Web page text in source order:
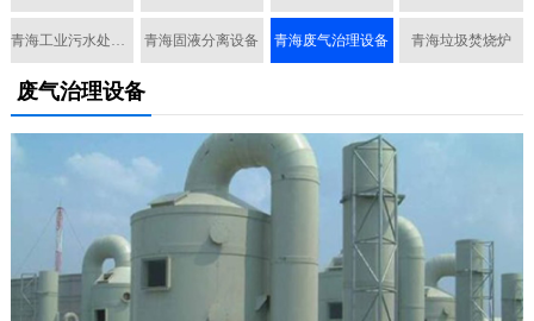
青海工业污水处理设备 青海固液分离设备 青海废气治理设备 青海垃圾焚烧炉
废气治理设备